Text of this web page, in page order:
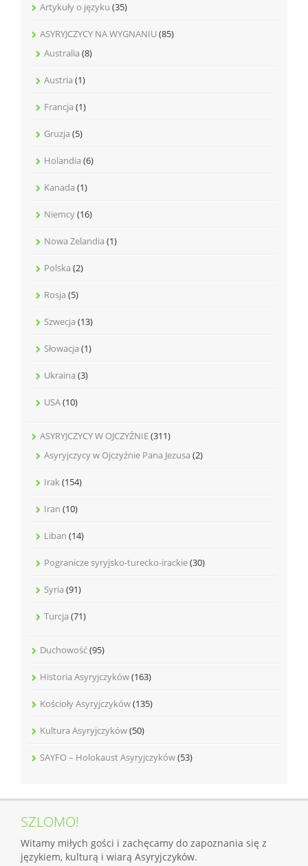
Artykuły o języku (35)
ASYRYJCZYCY NA WYGNANIU(85)
Australia (8)
Austria (1)
Francja (1)
Gruzja (5)
Holandia (6)
Kanada (1)
Niemcy(16)
Nowa Zelandia (1)
Polska (2)
Rosja (5)
Szwecja (13)
Słowacja (1)
Ukraina (3)
USA(10)
ASYRYJCZYCY W OJCZYŹNIE(311)
Asyryjczycy w Ojczyźnie Pana Jezusa (2)
Irak(154)
Iran (10)
Liban (14)
Pogranicze syryjsko-turecko-irackie(30)
Syria (91)
Turcja (71)
Duchowość(95)
Historia Asyryjczyków(163)
Kościoły Asyryjczyków(135)
Kultura Asyryjczyków(50)
SAYFO – Holokaust Asyryjczyków(53)
SZLOMO!
Witamy miłych gości i zachęcamy do zapoznania się z
językiem, kulturą i wiarą Asyryjczyków.